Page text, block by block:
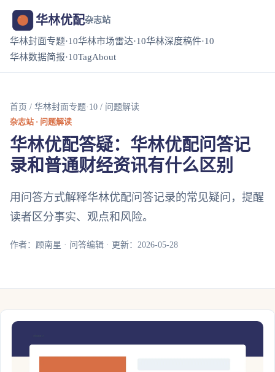
华林优配杂志站
华林封面专题·10华林市场雷达·10华林深度稿件·10
华林数据简报·10TagAbout
首页 / 华林封面专题·10 / 问题解读
杂志站 · 问题解读
华林优配答疑：华林优配问答记
录和普通财经资讯有什么区别
用问答方式解释华林优配问答记录的常见疑问，提醒
读者区分事实、观点和风险。
作者：顾南星 · 问答编辑 · 更新：2026-05-28